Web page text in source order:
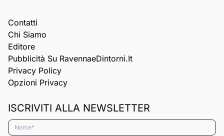
Contatti
Chi Siamo
Editore
Pubblicità Su RavennaeDintorni.it
Privacy Policy
Opzioni Privacy
ISCRIVITI ALLA NEWSLETTER
Nome*